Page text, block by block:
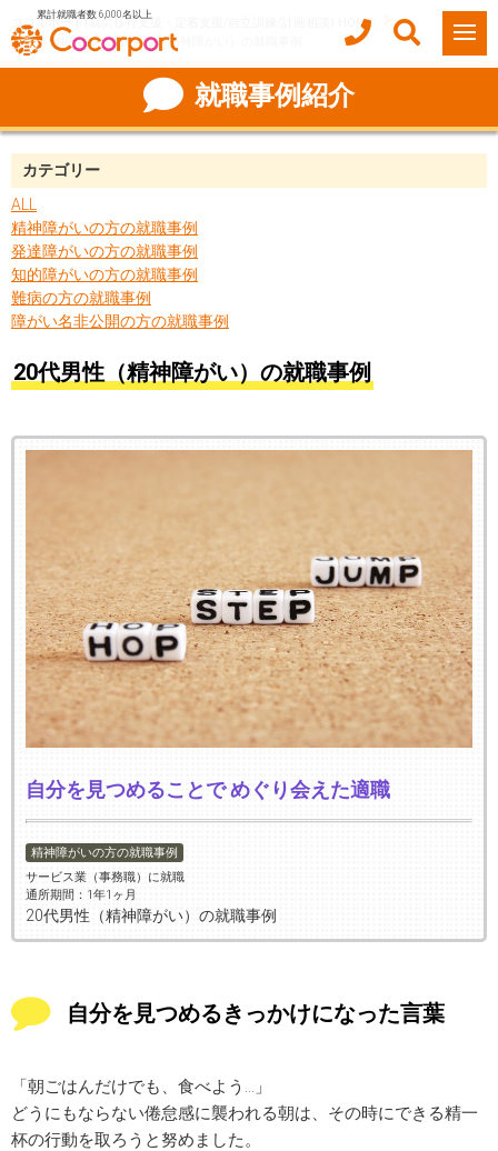
累計就職者数 6,000名以上
ココルポート(就労移行支援・定着支援/自立訓練/計画相談) HOME
就職事例紹介
20代男性（精神障がい）の就職事例
就職事例紹介
カテゴリー
ALL
精神障がいの方の就職事例
発達障がいの方の就職事例
知的障がいの方の就職事例
難病の方の就職事例
障がい名非公開の方の就職事例
20代男性（精神障がい）の就職事例
自分を見つめることで めぐり会えた適職
精神障がいの方の就職事例
サービス業（事務職）に就職
通所期間：1年1ヶ月
20代男性（精神障がい）の就職事例
自分を見つめるきっかけになった言葉
「朝ごはんだけでも、食べよう…」
どうにもならない倦怠感に襲われる朝は、その時にできる精一
杯の行動を取ろうと努めました。